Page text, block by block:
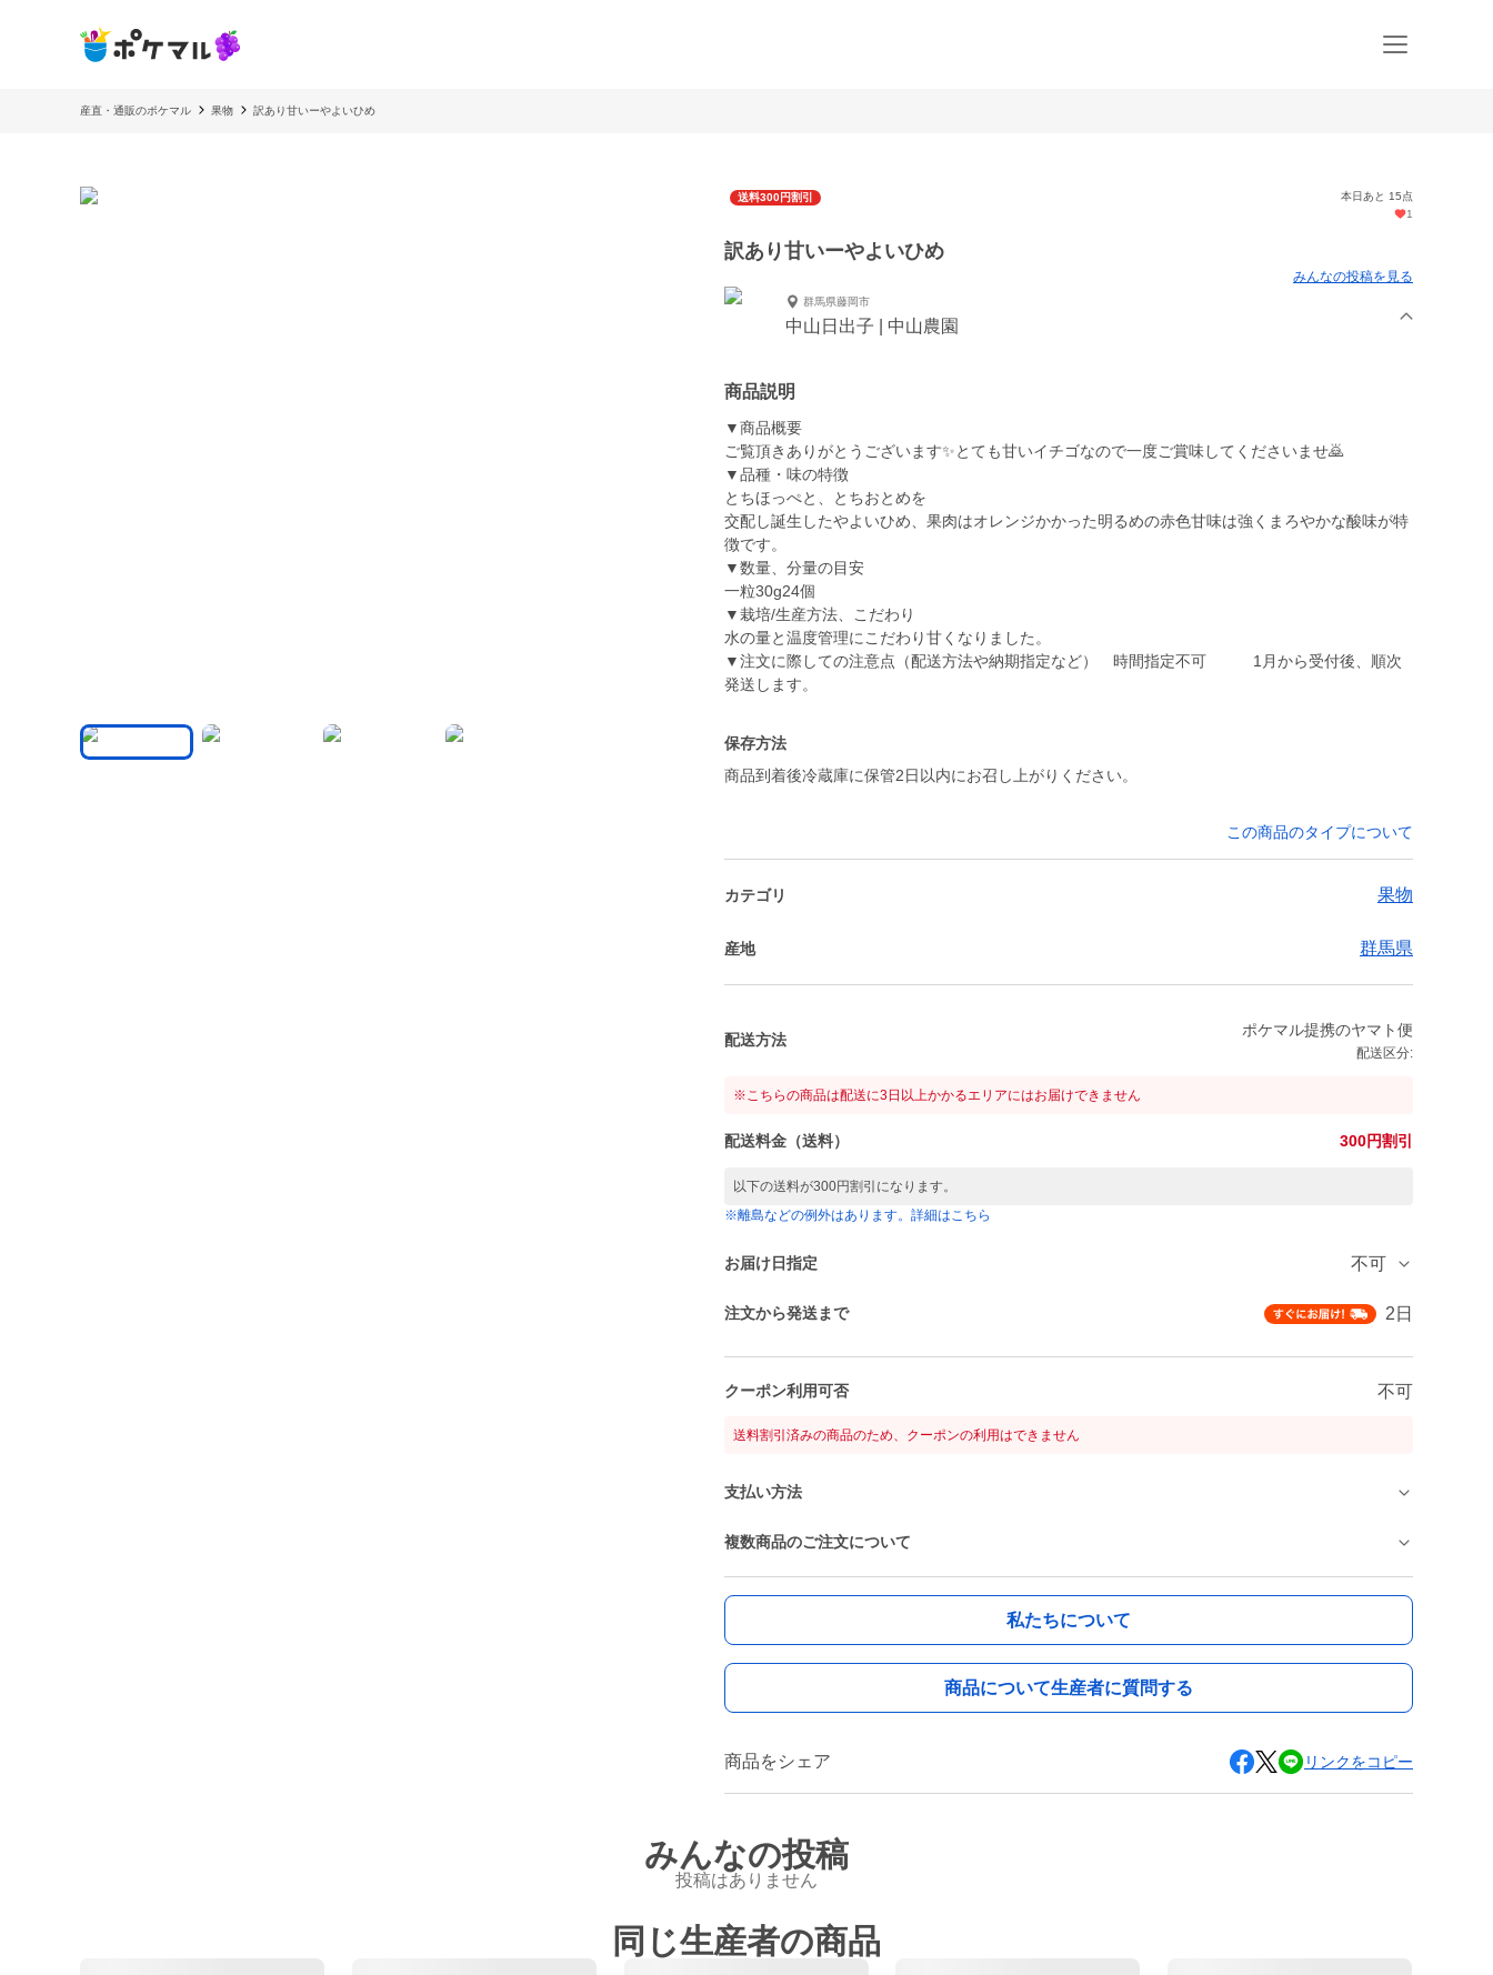
産直・通販のポケマル 果物 訳あり甘いーやよいひめ
送料300円割引
本日あと 15点
1
訳あり甘いーやよいひめ
みんなの投稿を見る
群馬県藤岡市
中山日出子 | 中山農園
商品説明
▼商品概要
ご覧頂きありがとうございます✨とても甘いイチゴなので一度ご賞味してくださいませ🙇
▼品種・味の特徴
とちほっぺと、とちおとめを
交配し誕生したやよいひめ、果肉はオレンジかかった明るめの赤色甘味は強くまろやかな酸味が特
徴です。
▼数量、分量の目安
一粒30g24個
▼栽培/生産方法、こだわり
水の量と温度管理にこだわり甘くなりました。
▼注文に際しての注意点（配送方法や納期指定など） 時間指定不可 1月から受付後、順次
発送します。
保存方法
商品到着後冷蔵庫に保管2日以内にお召し上がりください。
この商品のタイプについて
カテゴリ 果物
産地 群馬県
配送方法
ポケマル提携のヤマト便
配送区分:
※こちらの商品は配送に3日以上かかるエリアにはお届けできません
配送料金（送料） 300円割引
以下の送料が300円割引になります。
※離島などの例外はあります。詳細はこちら
お届け日指定 不可
注文から発送まで 2日
クーポン利用可否 不可
送料割引済みの商品のため、クーポンの利用はできません
支払い方法
複数商品のご注文について
私たちについて
商品について生産者に質問する
商品をシェア リンクをコピー
みんなの投稿
投稿はありません
同じ生産者の商品